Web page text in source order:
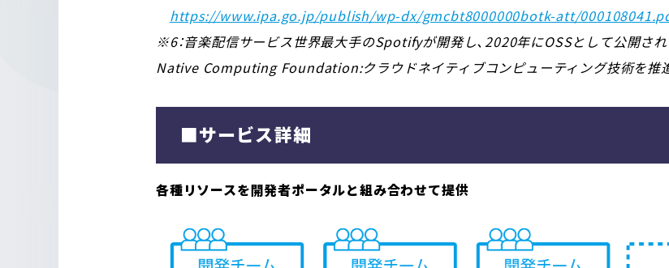
https://www.ipa.go.jp/publish/wp-dx/gmcbt8000000botk-att/
※6：音楽配信サービス世界最大手のSpotifyが開発し、2020年にOSSとして公開さ
Native Computing Foundation:クラウドネイティブコンピューティング技術を推
■サービス詳細
各種リソースを開発者ポータルと組み合わせて提供